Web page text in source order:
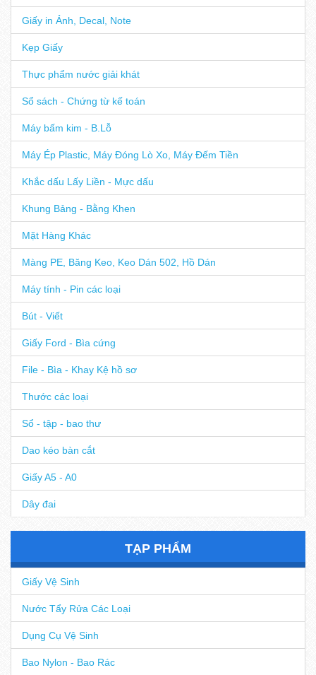
Giấy in Ảnh, Decal, Note
Kẹp Giấy
Thực phẩm nước giải khát
Sổ sách - Chứng từ kế toán
Máy bấm kim - B.Lỗ
Máy Ép Plastic, Máy Đóng Lò Xo, Máy Đếm Tiền
Khắc dấu Lấy Liền - Mực dấu
Khung Bảng - Bằng Khen
Mặt Hàng Khác
Màng PE, Băng Keo, Keo Dán 502, Hồ Dán
Máy tính - Pin các loại
Bút - Viết
Giấy Ford - Bìa cứng
File - Bìa - Khay Kệ hồ sơ
Thước các loại
Sổ - tập - bao thư
Dao kéo bàn cắt
Giấy A5 - A0
Dây đai
TẠP PHẨM
Giấy Vệ Sinh
Nước Tẩy Rửa Các Loại
Dụng Cụ Vệ Sinh
Bao Nylon - Bao Rác